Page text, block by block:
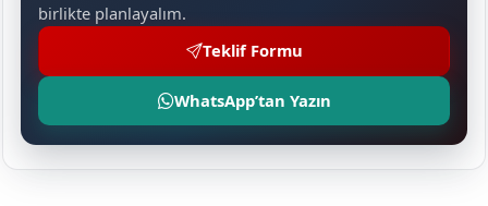
birlikte planlayalım.
Teklif Formu
WhatsApp’tan Yazın